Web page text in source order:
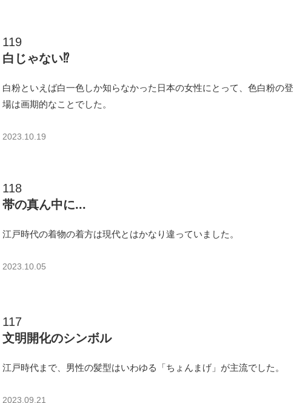
119
白じゃない⁉
白粉といえば白一色しか知らなかった日本の女性にとって、色白粉の登
場は画期的なことでした。
2023.10.19
118
帯の真ん中に...
江戸時代の着物の着方は現代とはかなり違っていました。
2023.10.05
117
文明開化のシンボル
江戸時代まで、男性の髪型はいわゆる「ちょんまげ」が主流でした。
2023.09.21